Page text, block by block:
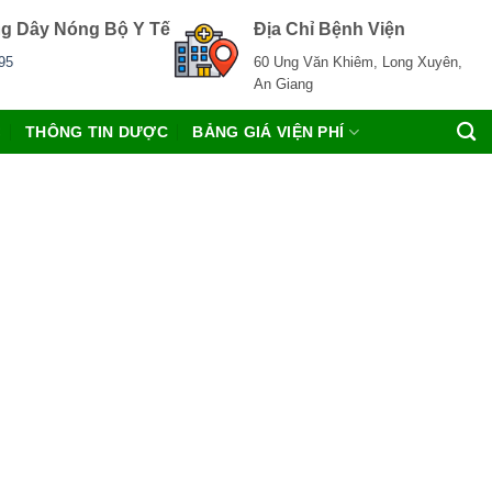
Dây Nóng Bộ Y Tế Địa Chỉ Bệnh Viện
60 Ung Văn Khiêm, Long Xuyên,
An Giang
THÔNG TIN DƯỢC BẢNG GIÁ VIỆN PHÍ